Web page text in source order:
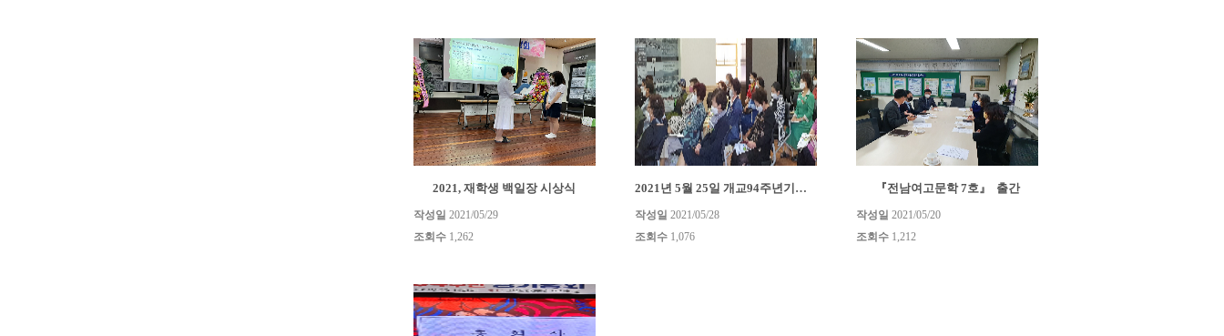
2021, 재학생 백일장 시상식
작성일 2021/05/29
조회수1,262
2021년 5월 25일 개교94주년기념 총회 개최
작성일 2021/05/28
조회수1,076
『전남여고문학 7호』 출간
작성일 2021/05/20
조회수 1,212